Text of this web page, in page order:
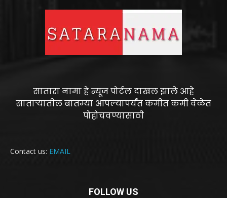
सातारा नामा हे न्यूज पोर्टल दाखल झाले आहे
साताऱ्यातील बातम्या आपल्यापर्यंत कमीत कमी वेळेत
पोहोचवण्यासाठी
Contact us: EMAIL
FOLLOW US